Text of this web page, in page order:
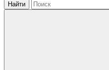
Найти